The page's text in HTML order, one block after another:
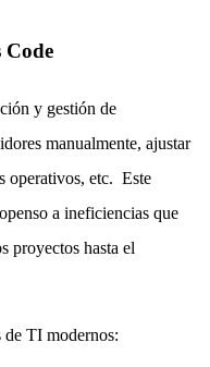
Code
y gestión de
manualmente, ajustar
operativos, etc. Este
a ineficiencias que
proyectos hasta el
de TI modernos: